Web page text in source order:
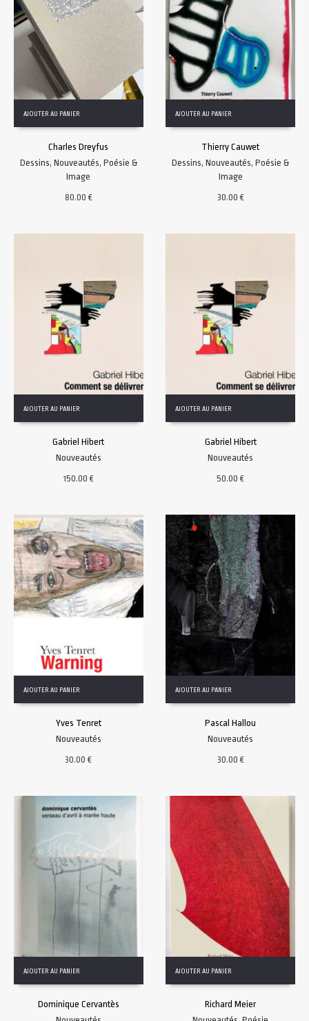
AJOUTER AU PANIER
Charles Dreyfus
Dessins, Nouveautés, Poésie &
Image
80.00€
AJOUTER AU PANIER
Thierry Cauwet
Dessins,Nouveautés,Poésie &
Image
30.00€
AJOUTER AU PANIER
Gabriel Hibert
Nouveautés
150.00€
AJOUTER AU PANIER
Gabriel Hibert
Nouveautés
50.00€
AJOUTER AU PANIER
Yves Tenret
Nouveautés
30.00€
AJOUTER AU PANIER
Pascal Hallou
Nouveautés
30.00€
AJOUTER AU PANIER
Dominique Cervantès
AJOUTER AU PANIER
Richard Meier